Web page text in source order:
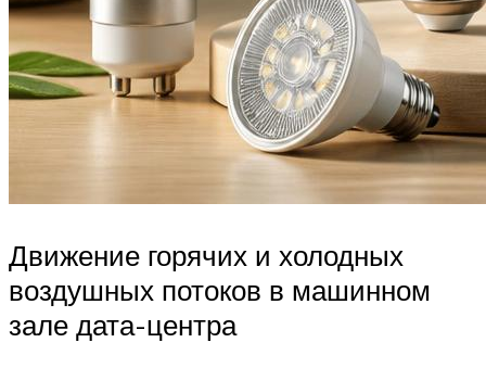
Движение горячих и холодных
воздушных потоков в машинном
зале дата-центра